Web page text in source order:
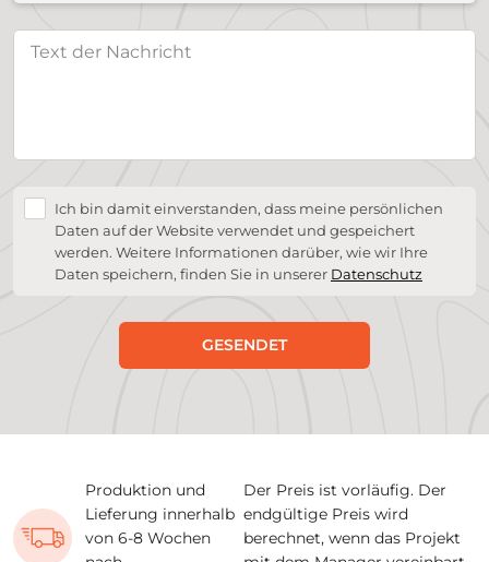
Ich bin damit einverstanden, dass meine persönlichen
Daten auf der Website verwendet und gespeichert
werden. Weitere Informationen darüber, wie wir Ihre
Daten speichern, finden Sie in unserer Datenschutz
GESENDET
Produktion und
Lieferung innerhalb
von 6-8 Wochen
Der Preis ist vorläufig. Der
endgültige Preis wird
berechnet, wenn das Projekt